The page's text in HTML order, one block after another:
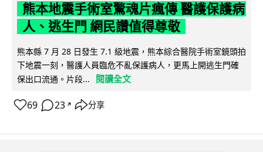
熊本地震手術室驚魂片瘋傳 醫護保護病
人、逃生門 網民讚值得尊敬
熊本縣 7 月 28 日發生 7.1 級地震，熊本綜合醫院手術室鏡頭拍
下地震一刻，醫護人員臨危不亂保護病人，更馬上開逃生門確
保出口流通。片段...
閱讀全文
69 23 ↗ 分享